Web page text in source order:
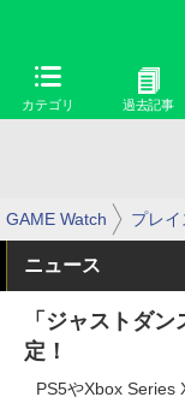
カテゴリ 過去記事
GAME Watch プレ
ニュース
「ジャストダ
定！
PS5やXbox Series